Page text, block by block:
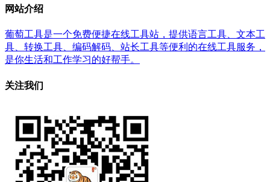
网站介绍
葡萄工具是一个免费便捷在线工具站，提供语言工具、文本工
具、转换工具、编码解码、站长工具等便利的在线工具服务，
是你生活和工作学习的好帮手。
关注我们